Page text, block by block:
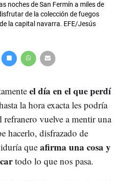
noches de San Fermín a miles de
de la colección de fuegos
la capital navarra. EFE/Jesús
el día en el que perdí
la hora exacta les podría
refranero vuelve a mentir una
hacerlo, disfrazado de
que afirma una cosa y
todo lo que nos pasa.